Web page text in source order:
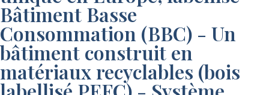
Bâtiment Basse
Consommation (BBC) - Un
bâtiment construit en
matériaux recyclables (bois